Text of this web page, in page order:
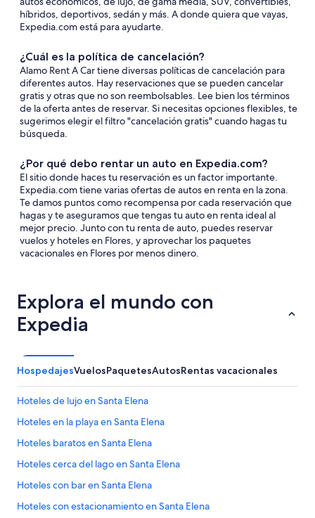
híbridos, deportivos, sedán y más. A donde quiera que vayas,
Expedia.com está para ayudarte.
¿Cuál es la política de cancelación?
Alamo Rent A Car tiene diversas políticas de cancelación para
diferentes autos. Hay reservaciones que se pueden cancelar
gratis y otras que no son reembolsables. Lee bien los términos
de la oferta antes de reservar. Si necesitas opciones flexibles, te
sugerimos elegir el filtro "cancelación gratis" cuando hagas tu
búsqueda.
¿Por qué debo rentar un auto en Expedia.com?
El sitio donde haces tu reservación es un factor importante.
Expedia.com tiene varias ofertas de autos en renta en la zona.
Te damos puntos como recompensa por cada reservación que
hagas y te aseguramos que tengas tu auto en renta ideal al
mejor precio. Junto con tu renta de auto, puedes reservar
vuelos y hoteles en Flores, y aprovechar los paquetes
vacacionales en Flores por menos dinero.
Explora el mundo con
Expedia
HospedajesVuelosPaquetesAutosRentas vacacionales
Hoteles de lujo en Santa Elena
Hoteles en la playa en Santa Elena
Hoteles baratos en Santa Elena
Hoteles cerca del lago en Santa Elena
Hoteles con bar en Santa Elena
Hoteles con estacionamiento en Santa Elena